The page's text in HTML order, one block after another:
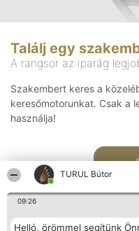
TURUL Bútor
09:26
Helló, örömmel segítünk
Találj egy
A rangsor az iparág
Szakembert keres a
keresőmotorunkat. Csak a
használja!